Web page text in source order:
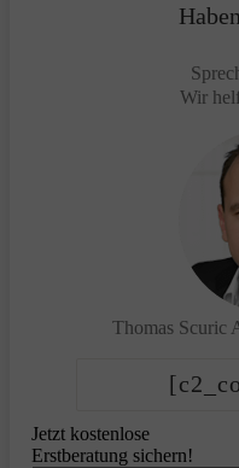
Wir
Thomas Scuric
Jetzt kostenlose
Erstberatung sichern!